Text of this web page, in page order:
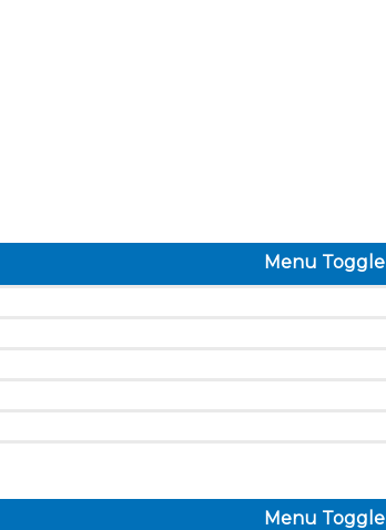
Menu Toggle
Menu Toggle